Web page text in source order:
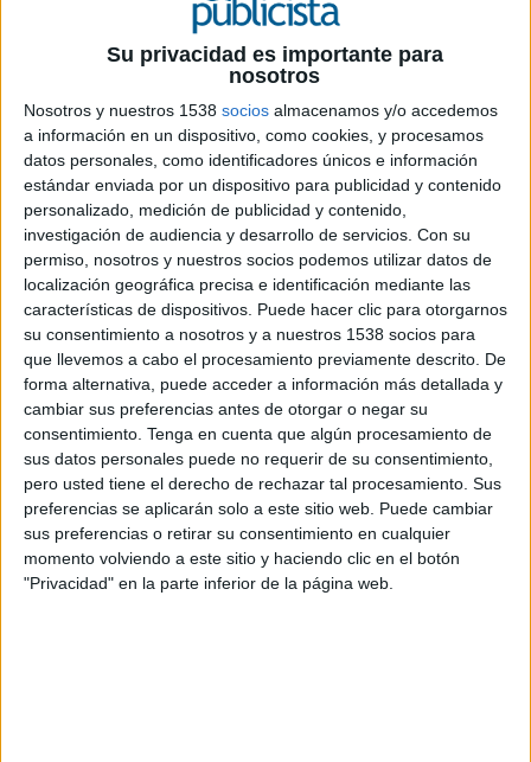
Su privacidad es importante para
nosotros
Nosotros y nuestros 1538 socios almacenamos y/o accedemos
a información en un dispositivo, como cookies, y procesamos
datos personales, como identificadores únicos e información
estándar enviada por un dispositivo para publicidad y contenido
personalizado, medición de publicidad y contenido,
investigación de audiencia y desarrollo de servicios. Con su
permiso, nosotros y nuestros socios podemos utilizar datos de
localización geográfica precisa e identificación mediante las
características de dispositivos. Puede hacer clic para otorgarnos
su consentimiento a nosotros y a nuestros 1538 socios para
que llevemos a cabo el procesamiento previamente descrito. De
forma alternativa, puede acceder a información más detallada y
cambiar sus preferencias antes de otorgar o negar su
consentimiento. Tenga en cuenta que algún procesamiento de
sus datos personales puede no requerir de su consentimiento,
pero usted tiene el derecho de rechazar tal procesamiento. Sus
preferencias se aplicarán solo a este sitio web. Puede cambiar
sus preferencias o retirar su consentimiento en cualquier
momento volviendo a este sitio y haciendo clic en el botón
"Privacidad" en la parte inferior de la página web.
22 DE OCTUBRE DE 2010
IMPRIMIR